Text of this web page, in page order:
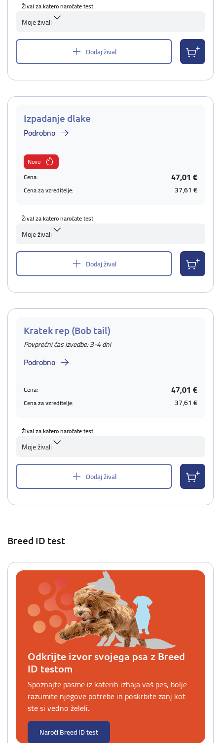
Žival za katero naročate test
Moje živali
Dodaj žival
Izpadanje dlake
Podrobno
Novo
Cena:
47,01 €
Cena za vzreditelje: 37,61 €
Žival za katero naročate test
Moje živali
Dodaj žival
Kratek rep (Bob tail)
Povprečni čas izvedbe: 3-4 dni
Podrobno
Cena: 47,01 €
Cena za vzreditelje: 37,61 €
Žival za katero naročate test
Moje živali
Dodaj žival
Breed ID test
Odkrijte izvor svojega psa z Breed
ID testom
Spoznajte pasme iz katerih izhaja vaš pes, bolje
razumite njegove potrebe in poskrbite zanj kot
ste si vedno želeli.
Naroči Breed ID test